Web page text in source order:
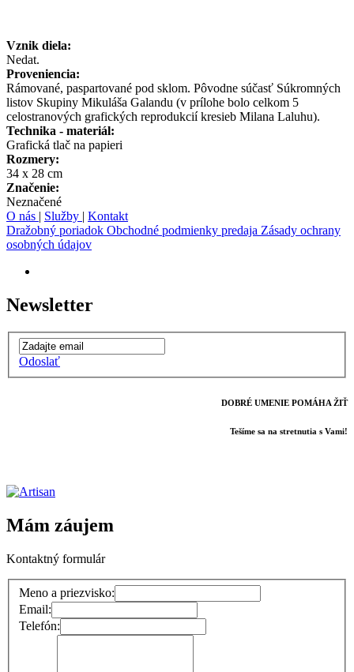
Vznik diela:
Nedat.
Proveniencia:
Rámované, paspartované pod sklom. Pôvodne súčasť Súkromných
listov Skupiny Mikuláša Galandu (v prílohe bolo celkom 5
celostranových grafických reprodukcií kresieb Milana Laluhu).
Technika - materiál:
Grafická tlač na papieri
Rozmery:
34 x 28 cm
Značenie:
Neznačené
O nás | Služby | Kontakt
Dražobný poriadok Obchodné podmienky predaja Zásady ochrany
osobných údajov
Newsletter
Odoslať
DOBRÉ UMENIE POMÁHA ŽIŤ
Tešíme sa na stretnutia s Vami!
Mám záujem
Kontaktný formulár
Meno a priezvisko:
Email:
Telefón: